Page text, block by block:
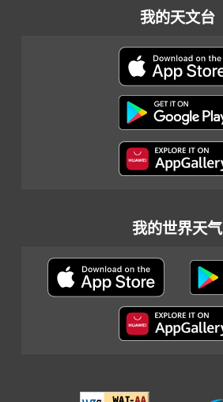
我的天文台
我的世界天气